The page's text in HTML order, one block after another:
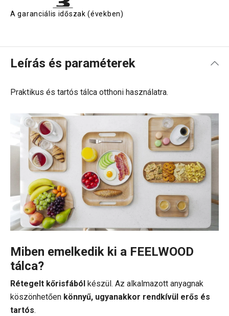
A garanciális időszak (években)
Leírás és paraméterek
Praktikus és tartós tálca otthoni használatra.
Miben emelkedik ki a FEELWOOD
tálca?
Rétegelt kőrisfából készül. Az alkalmazott anyagnak
köszönhetően könnyű, ugyanakkor rendkívül erős és
tartós.